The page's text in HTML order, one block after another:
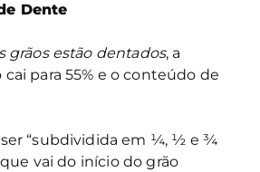
Dente
grãos estão dentados, a
para 55% e o conteúdo de
“subdividida em ¼, ½ e ¾
vai do início do grão